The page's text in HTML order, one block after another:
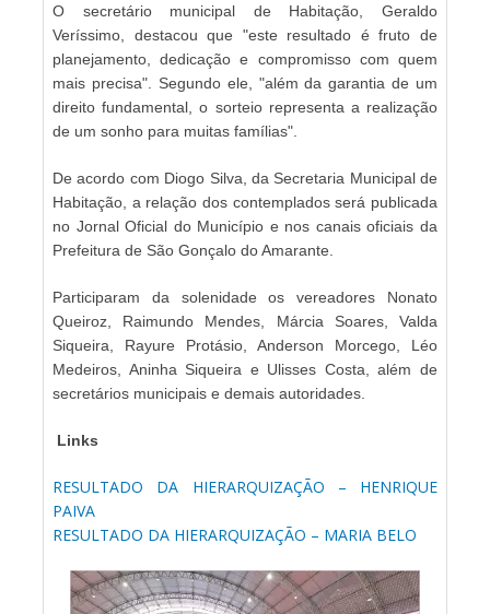
O secretário municipal de Habitação, Geraldo
Veríssimo, destacou que "este resultado é fruto de
planejamento, dedicação e compromisso com quem
mais precisa". Segundo ele, "além da garantia de um
direito fundamental, o sorteio representa a realização
de um sonho para muitas famílias".
De acordo com Diogo Silva, da Secretaria Municipal de
Habitação, a relação dos contemplados será publicada
no Jornal Oficial do Município e nos canais oficiais da
Prefeitura de São Gonçalo do Amarante.
Participaram da solenidade os vereadores Nonato
Queiroz, Raimundo Mendes, Márcia Soares, Valda
Siqueira, Rayure Protásio, Anderson Morcego, Léo
Medeiros, Aninha Siqueira e Ulisses Costa, além de
secretários municipais e demais autoridades.
Links
RESULTADO DA HIERARQUIZAÇÃO – HENRIQUE
PAIVA
RESULTADO DA HIERARQUIZAÇÃO – MARIA BELO